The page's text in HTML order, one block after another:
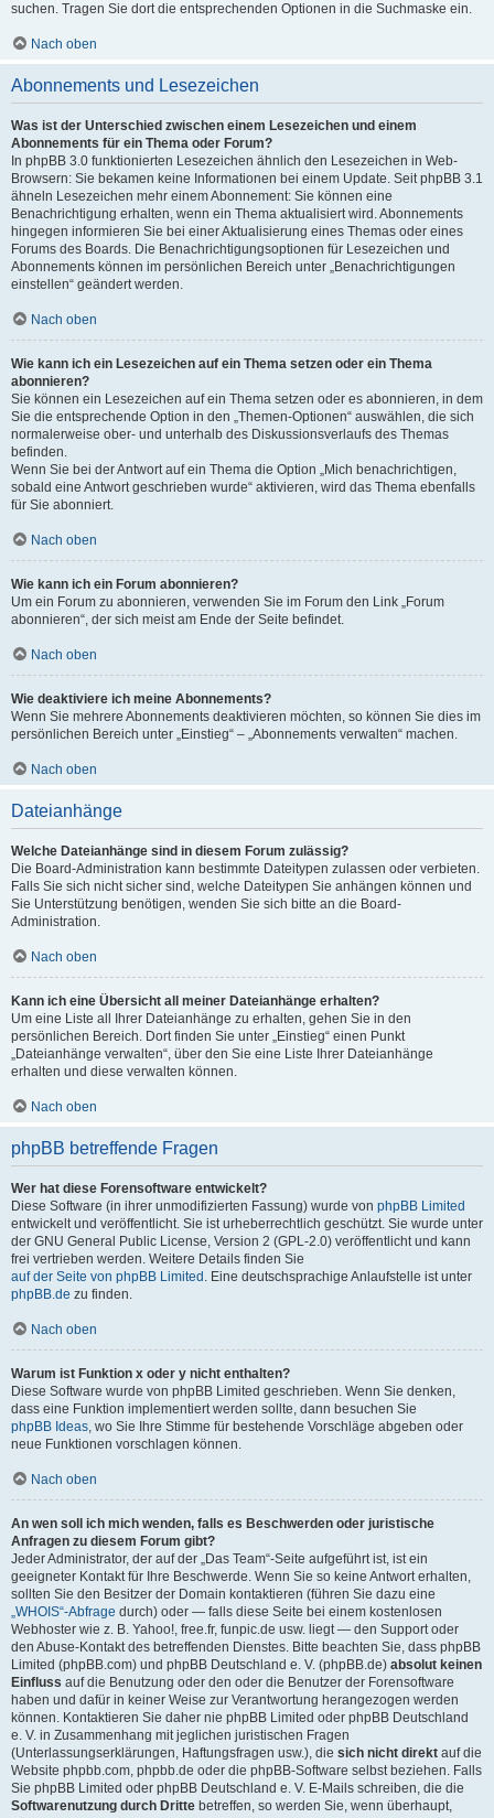
suchen. Tragen Sie dort die entsprechenden Optionen in die Suchmaske ein.
Nach oben
Abonnements und Lesezeichen
Was ist der Unterschied zwischen einem Lesezeichen und einem
Abonnements für ein Thema oder Forum?
In phpBB 3.0 funktionierten Lesezeichen ähnlich den Lesezeichen in Web-
Browsern: Sie bekamen keine Informationen bei einem Update. Seit phpBB 3.1
ähneln Lesezeichen mehr einem Abonnement: Sie können eine
Benachrichtigung erhalten, wenn ein Thema aktualisiert wird. Abonnements
hingegen informieren Sie bei einer Aktualisierung eines Themas oder eines
Forums des Boards. Die Benachrichtigungsoptionen für Lesezeichen und
Abonnements können im persönlichen Bereich unter „Benachrichtigungen
einstellen“ geändert werden.
Nach oben
Wie kann ich ein Lesezeichen auf ein Thema setzen oder ein Thema
abonnieren?
Sie können ein Lesezeichen auf ein Thema setzen oder es abonnieren, in dem
Sie die entsprechende Option in den „Themen-Optionen“ auswählen, die sich
normalerweise ober- und unterhalb des Diskussionsverlaufs des Themas
befinden.
Wenn Sie bei der Antwort auf ein Thema die Option „Mich benachrichtigen,
sobald eine Antwort geschrieben wurde“ aktivieren, wird das Thema ebenfalls
für Sie abonniert.
Nach oben
Wie kann ich ein Forum abonnieren?
Um ein Forum zu abonnieren, verwenden Sie im Forum den Link „Forum
abonnieren“, der sich meist am Ende der Seite befindet.
Nach oben
Wie deaktiviere ich meine Abonnements?
Wenn Sie mehrere Abonnements deaktivieren möchten, so können Sie dies im
persönlichen Bereich unter „Einstieg“ – „Abonnements verwalten“ machen.
Nach oben
Dateianhänge
Welche Dateianhänge sind in diesem Forum zulässig?
Die Board-Administration kann bestimmte Dateitypen zulassen oder verbieten.
Falls Sie sich nicht sicher sind, welche Dateitypen Sie anhängen können und
Sie Unterstützung benötigen, wenden Sie sich bitte an die Board-
Administration.
Nach oben
Kann ich eine Übersicht all meiner Dateianhänge erhalten?
Um eine Liste all Ihrer Dateianhänge zu erhalten, gehen Sie in den
persönlichen Bereich. Dort finden Sie unter „Einstieg“ einen Punkt
„Dateianhänge verwalten“, über den Sie eine Liste Ihrer Dateianhänge
erhalten und diese verwalten können.
Nach oben
phpBB betreffende Fragen
Wer hat diese Forensoftware entwickelt?
Diese Software (in ihrer unmodifizierten Fassung) wurde von phpBB Limited
entwickelt und veröffentlicht. Sie ist urheberrechtlich geschützt. Sie wurde unter
der GNU General Public License, Version 2 (GPL-2.0) veröffentlicht und kann
frei vertrieben werden. Weitere Details finden Sie
auf der Seite von phpBB Limited . Eine deutschsprachige Anlaufstelle ist unter
phpBB.de zu finden.
Nach oben
Warum ist Funktion x oder y nicht enthalten?
Diese Software wurde von phpBB Limited geschrieben. Wenn Sie denken,
dass eine Funktion implementiert werden sollte, dann besuchen Sie
phpBB Ideas, wo Sie Ihre Stimme für bestehende Vorschläge abgeben oder
neue Funktionen vorschlagen können.
Nach oben
An wen soll ich mich wenden, falls es Beschwerden oder juristische
Anfragen zu diesem Forum gibt?
Jeder Administrator, der auf der „Das Team“-Seite aufgeführt ist, ist ein
geeigneter Kontakt für Ihre Beschwerde. Wenn Sie so keine Antwort erhalten,
sollten Sie den Besitzer der Domain kontaktieren (führen Sie dazu eine
„WHOIS“-Abfrage durch) oder — falls diese Seite bei einem kostenlosen
Webhoster wie z. B. Yahoo!, free.fr, funpic.de usw. liegt — den Support oder
den Abuse-Kontakt des betreffenden Dienstes. Bitte beachten Sie, dass phpBB
Limited (phpBB.com) und phpBB Deutschland e. V. (phpBB.de) absolut keinen
Einfluss auf die Benutzung oder den oder die Benutzer der Forensoftware
haben und dafür in keiner Weise zur Verantwortung herangezogen werden
können. Kontaktieren Sie daher nie phpBB Limited oder phpBB Deutschland
e. V. in Zusammenhang mit jeglichen juristischen Fragen
(Unterlassungserklärungen, Haftungsfragen usw.), die sich nicht direkt auf die
Website phpbb.com, phpbb.de oder die phpBB-Software selbst beziehen. Falls
Sie phpBB Limited oder phpBB Deutschland e. V. E-Mails schreiben, die die
Softwarenutzung durch Dritte betreffen, so werden Sie, wenn überhaupt,